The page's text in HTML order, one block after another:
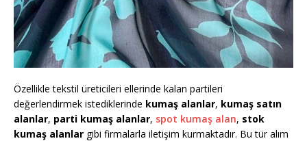
Özellikle tekstil üreticileri ellerinde kalan partileri
değerlendirmek istediklerinde kumaş alanlar, kumaş satın
alanlar, parti kumaş alanlar, spot kumaş alan, stok
kumaş alanlar gibi firmalarla iletişim kurmaktadır. Bu tür alım